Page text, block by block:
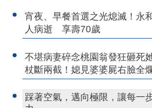
宵夜、早餐首選之光熄滅！永
人病逝 享壽70歲
不堪病妻碎念桃園翁發狂砸
杖斷兩截！媳見婆婆屍右臉全
踩著空氣，邁向極限，讓每一